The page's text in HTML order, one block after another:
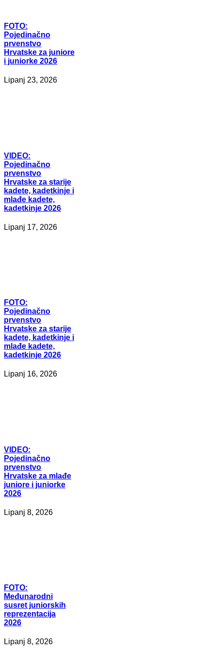
FOTO:
Pojedinačno
prvenstvo
Hrvatske za juniore
i juniorke 2026
Lipanj 23, 2026
VIDEO:
Pojedinačno
prvenstvo
Hrvatske za starije
kadete, kadetkinje i
mlađe kadete,
kadetkinje 2026
Lipanj 17, 2026
FOTO:
Pojedinačno
prvenstvo
Hrvatske za starije
kadete, kadetkinje i
mlađe kadete,
kadetkinje 2026
Lipanj 16, 2026
VIDEO:
Pojedinačno
prvenstvo
Hrvatske za mlađe
juniore i juniorke
2026
Lipanj 8, 2026
FOTO:
Međunarodni
susret juniorskih
reprezentacija
2026
Lipanj 8, 2026